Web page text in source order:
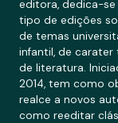
editora, dedica-
tipo de edições
de temas
infantil, de carater
de literatura.
2014, tem como
realce a novos
como reeditar